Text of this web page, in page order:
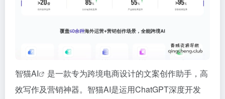
智猫AI
是一款专为跨境电商设计的文案创作助手，高
效写作及营销神器。智猫AI是运用ChatGPT深度开发